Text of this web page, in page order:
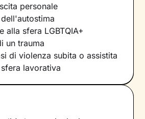
personale
alla sfera LGBTQIA+
un trauma
di violenza subita o assistita
lavorativa